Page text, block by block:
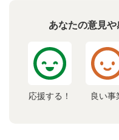
あなたの意見や
応援する！ 良い事